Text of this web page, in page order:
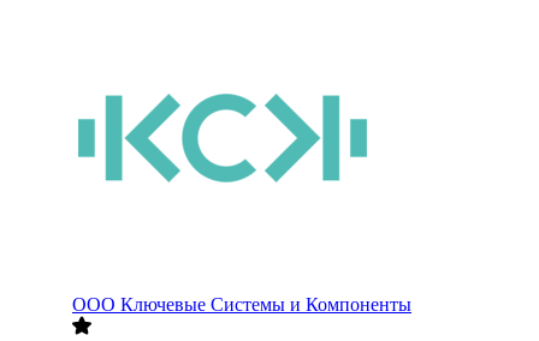
ООО Ключевые Системы и Компоненты